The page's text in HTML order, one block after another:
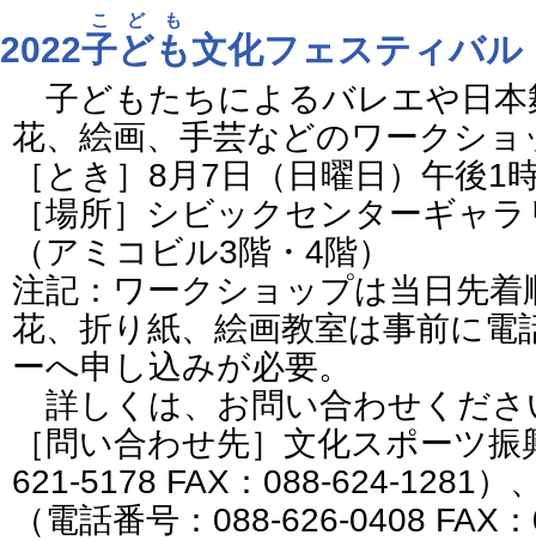
2022子ども
こども
文化フェスティバル
子どもたちによるバレエや日本
花、絵画、手芸などのワークショ
［とき］8月7日（日曜日）午後1
［場所］シビックセンターギャ
（アミコビル3階・4階）
注記：ワークショップは当日先
花、折り紙、絵画教室は事前に
ーへ申し込みが必要。
詳しくは、お問い合わせくださ
［問い合わせ先］文化スポーツ
621-5178 FAX：088-624-1281）
（電話番号：088-626-0408 FAX